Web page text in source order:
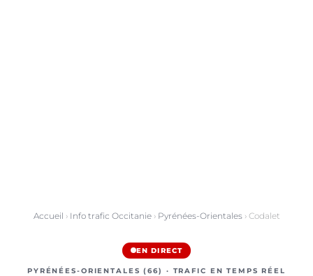
Accueil › Info trafic Occitanie› Pyrénées-Orientales› Codalet
EN DIRECT
PYRÉNÉES-ORIENTALES (66) · TRAFIC EN TEMPS RÉEL